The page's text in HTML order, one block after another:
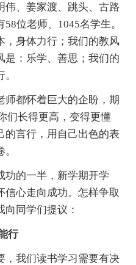
、姜家渡、跳头、古路
位老师、1045名学生。
，身体力行；我们的教风
是：乐学、善思；我们的
都怀着巨大的企盼，期
们长得更高，变得更懂
的言行，用自己出色的表
的一半，新学期开学
信心走向成功。怎样争取
同学们提议：
行
我们读书学习需要有决